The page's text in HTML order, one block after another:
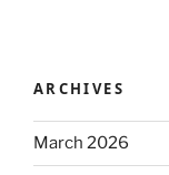
ARCHIVES
March 2026